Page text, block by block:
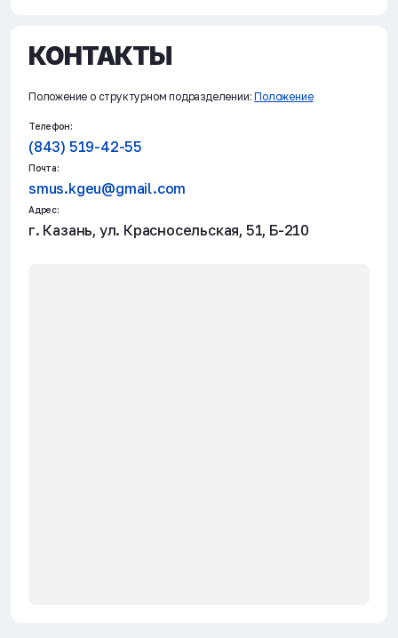
Под-27 марта 19 от 22.02.2019
Под-273-19 от 22.02.2019
Программа семинара
Положение Конкурса
КОНТАКТЫ
Положение о структурном подразделении:Положение
Телефон:
(843) 519-42-55
Почта:
smus.kgeu@gmail.com
Адрес:
г. Казань, ул. Красносельская, 51, Б-210